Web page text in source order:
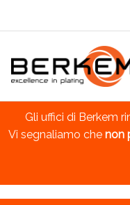
Gli uffici di Berkem
Vi segnaliamo che non